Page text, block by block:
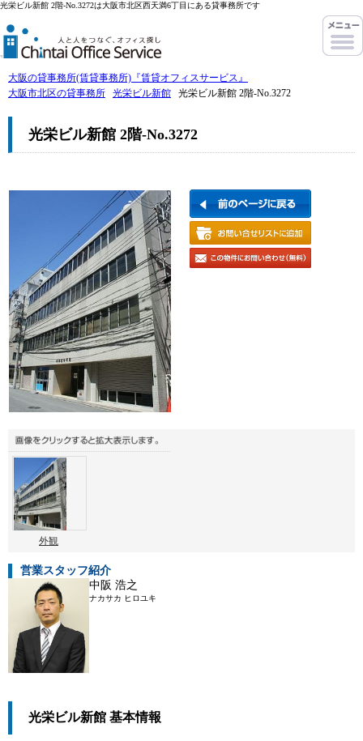
光栄ビル新館 2階-No.3272は大阪市北区西天満6丁目にある貸事務所です
大阪の貸事務所(賃貸事務所)『賃貸オフィスサービス』
大阪市北区の貸事務所
光栄ビル新館 光栄ビル新館 2階-No.3272
光栄ビル新館 2階-No.3272
外観
営業スタッフ紹介
中阪 浩之
ナカサカ ヒロユキ
光栄ビル新館 基本情報